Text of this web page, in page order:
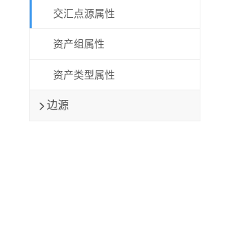
交汇点源属性
资产组属性
资产类型属性
边源